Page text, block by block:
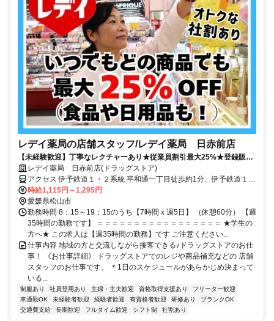
レデイ薬局の店舗スタッフ/レデイ薬局 日赤前店
【未経験歓迎】丁寧なレクチャーあり★従業員割引最大25%★登録販売
者の資格取得サポートあり
レデイ薬局 日赤前店(ドラッグストア)
アクセス 伊予鉄道１・２系統 平和通一丁目徒歩約1分、伊予鉄道１・
２系統 赤十字病院前徒歩約1分、伊予鉄道３系統 上一万徒歩約4分
時給1,115円～1,295円
愛媛県松山市
勤務時間 8：15～19：15のうち【7時間ｘ週5日】 （休憩60分） 【週
35時間の勤務です】 ＝＝＝＝＝＝＝＝＝＝＝＝＝＝＝＝＝ ★学生の
方へ★ この求人は【週35時間の勤務】です ご注意ください...
仕事内容 地域の方と交流しながら接客できる♪ドラッグストアのお仕
事！ 《お仕事詳細》 ドラッグストアでのレジや商品補充などの 店舗
スタッフのお仕事です。 ＊1日のスケジュールがあらかじめ決まって
いる...
制服あり 社員登用あり 主婦・主夫歓迎 資格取得支援あり
フリーター歓迎
車通勤OK
未経験者歓迎 経験者歓迎 有資格者歓迎 研修あり
ブランクOK
交通費支給
長期歓迎 フルタイム歓迎 シフト制 社割あり